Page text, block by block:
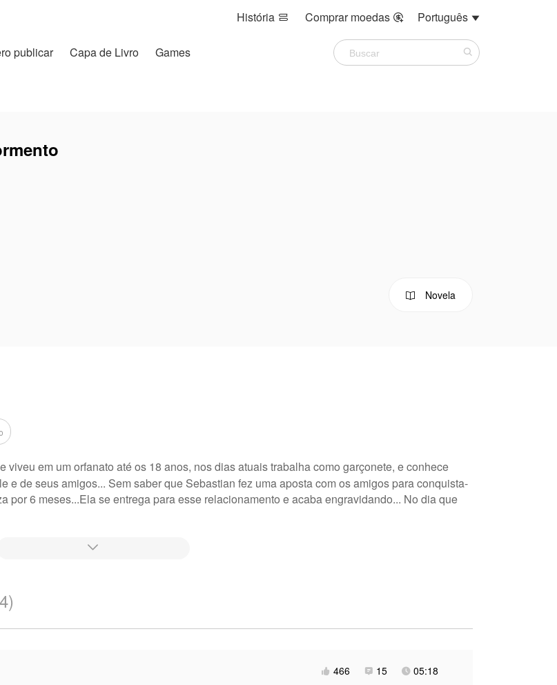
História  Comprar moedas  Português 
publicar Capa de Livro Games
 Novela
viveu em um orfanato até os 18 anos, nos dias atuais trabalha como garçonete, e conhece
e de seus amigos... Sem saber que Sebastian fez uma aposta com os amigos para conquista-
por 6 meses...Ela se entrega para esse relacionamento e acaba engravidando... No dia que
obra, o conteúdo é baseado na perspectiva do(a) autor(a), e não representa a perspectiva

 466  15  05:18